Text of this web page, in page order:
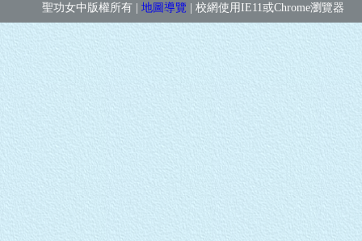
聖功女中版權所有 | 地圖導覽 | 校網使用IE11或Chrome瀏覽器